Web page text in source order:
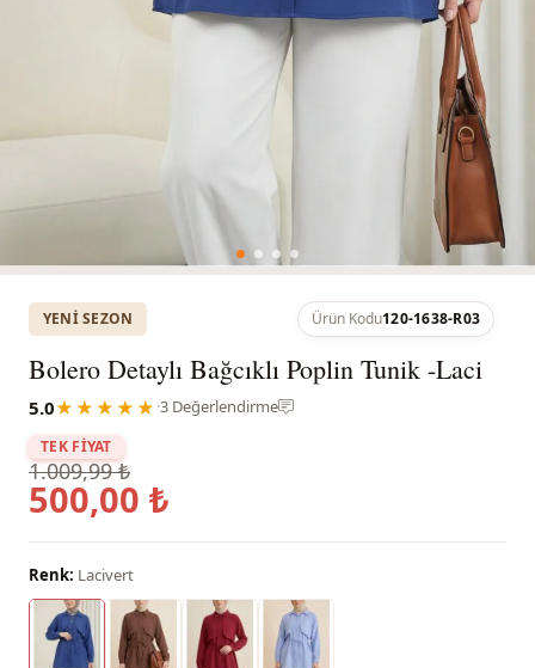
YENI SEZON Ürün Kodu120-1638-R03
Bolero Detaylı Bağcıklı Poplin Tunik -Laci
5.0★★★★★ ·3 Değerlendirme
TEK FİYAT
1.009,99 ₺
500,00 ₺
Renk: Lacivert